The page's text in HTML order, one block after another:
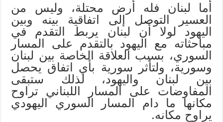
أما لبنان فله أرض محتلة، وليس من
العسير التوصل إلى اتفاقية بينه وبين
اليهود لولا أن لبنان يربط التقدم في
مباحثاته مع اليهود بالتقدم على المسار
السوري، بسبب العلاقة الخاصة بين لبنان
وسورية، ولتأثر سورية بأي اتفاق يحصل
بين لبنان واليهود، لذلك ستبقى
المفاوضات على المسار اللبناني تراوح
مكانها ما دام المسار السوري اليهودي
يراوح مكانه.